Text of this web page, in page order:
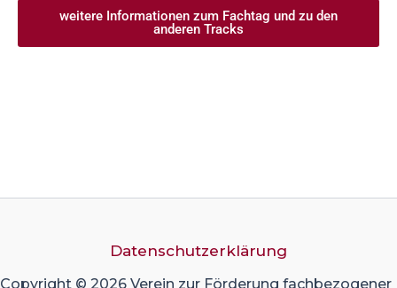
weitere Informationen zum Fachtag und zu den
anderen Tracks
Datenschutzerklärung
Copyright © 2026 Verein zur Förderung fachbezogener